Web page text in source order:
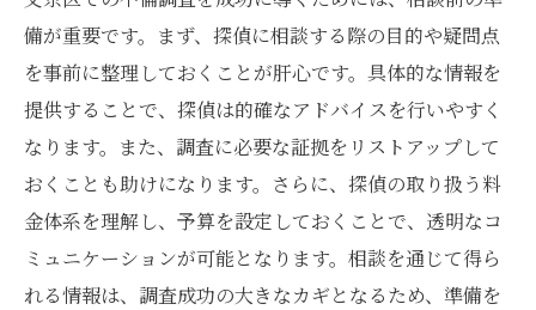
備が重要です。まず、探偵に相談する際の目的や疑問点
を事前に整理しておくことが肝心です。具体的な情報を
提供することで、探偵は的確なアドバイスを行いやすく
なります。また、調査に必要な証拠をリストアップして
おくことも助けになります。さらに、探偵の取り扱う料
金体系を理解し、予算を設定しておくことで、透明なコ
ミュニケーションが可能となります。相談を通じて得ら
れる情報は、調査成功の大きなカギとなるため、準備を